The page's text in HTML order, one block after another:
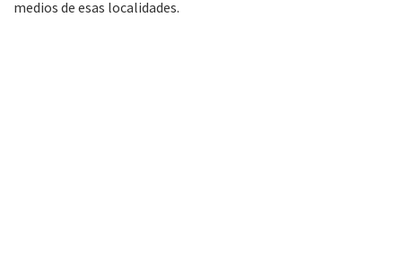
medios de esas localidades.